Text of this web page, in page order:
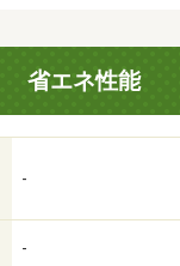
ー）まで５３０
省エネ性能
-
-